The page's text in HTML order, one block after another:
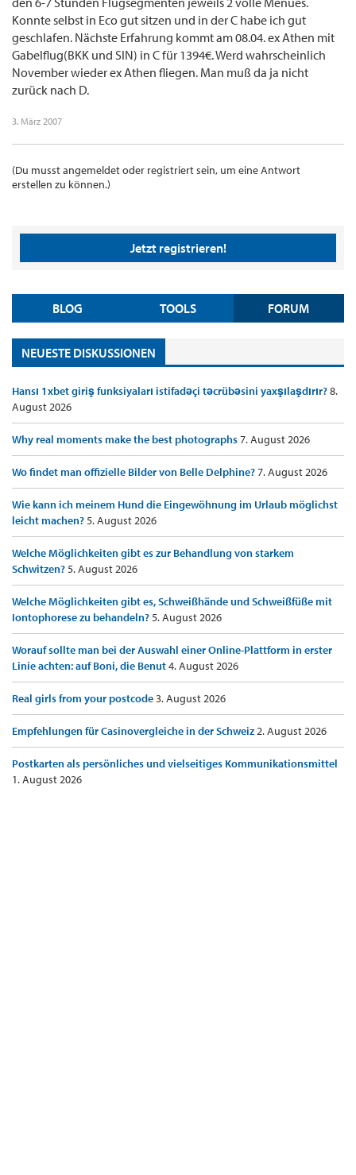
Konnte selbst in Eco gut sitzen und in der C habe ich gut
geschlafen. Nächste Erfahrung kommt am 08.04. ex Athen mit
Gabelflug(BKK und SIN) in C für 1394€. Werd wahrscheinlich
November wieder ex Athen fliegen. Man muß da ja nicht
zurück nach D.
3. März 2007
(Du musst angemeldet oder registriert sein, um eine Antwort
erstellen zu können.)
Jetzt registrieren!
BLOG TOOLS FORUM
NEUESTE DISKUSSIONEN
Hansı 1xbet giriş funksiyaları istifadəçi təcrübəsini yaxşılaşdırır?8.
August 2026
Why real moments make the best photographs7. August 2026
Wo findet man offizielle Bilder von Belle Delphine?7. August 2026
Wie kann ich meinem Hund die Eingewöhnung im Urlaub möglichst
leicht machen?5. August 2026
Welche Möglichkeiten gibt es zur Behandlung von starkem
Schwitzen?5. August 2026
Welche Möglichkeiten gibt es, Schweißhände und Schweißfüße mit
Iontophorese zu behandeln?5. August 2026
Worauf sollte man bei der Auswahl einer Online-Plattform in erster
Linie achten: auf Boni, die Benut4. August 2026
Real girls from your postcode3. August 2026
Empfehlungen für Casinovergleiche in der Schweiz2. August 2026
Postkarten als persönliches und vielseitiges Kommunikationsmittel
1. August 2026